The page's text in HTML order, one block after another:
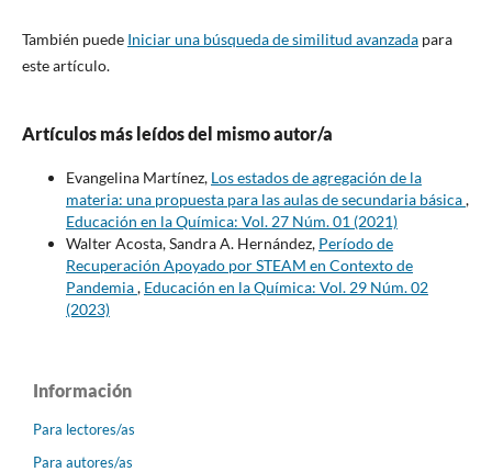
También puede Iniciar una búsqueda de similitud avanzadapara
este artículo.
Artículos más leídos del mismo autor/a
Evangelina Martínez, Los estados de agregación de la
materia: una propuesta para las aulas de secundaria básica,
Educación en la Química: Vol. 27 Núm. 01 (2021)
Walter Acosta, Sandra A. Hernández, Período de
Recuperación Apoyado por STEAM en Contexto de
Pandemia, Educación en la Química: Vol. 29 Núm. 02
(2023)
Información
Para lectores/as
Para autores/as